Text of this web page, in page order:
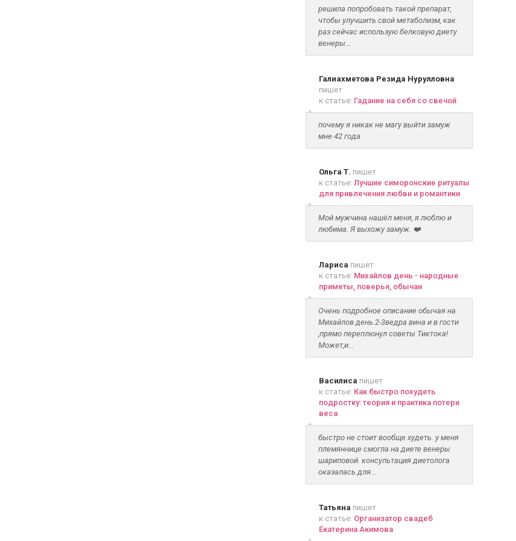
решила попробовать такой препарат,
чтобы улучшить свой метаболизм, как
раз сейчас использую белковую диету
венеры...
Галиахметова Резида Нурулловна
пишет
к статье: Гадание на себя со свечой
почему я никак не магу выйти замуж
мне 42 года
Ольга Т. пишет
к статье: Лучшие симоронские ритуалы
для привлечения любви и романтики
Мой мужчина нашёл меня, я люблю и
любима. Я выхожу замуж. ❤️
Лариса пишет
к статье: Михайлов день - народные
приметы, поверья, обычаи
Очень подробное описание обычая на
Михайлов день.2-3ведра вина и в гости
,прямо переплюнул советы Тиктока!
Может,и...
Василиса пишет
к статье: Как быстро похудеть
подростку: теория и практика потери
веса
быстро не стоит вообще худеть. у меня
племяннице смогла на диете венеры
шариповой. консультация диетолога
оказалась для...
Татьяна пишет
к статье: Организатор свадеб
Екатерина Акимова